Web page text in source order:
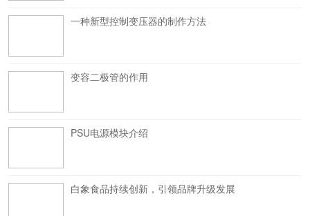
一种新型控制变压器的制作方法
变容二极管的作用
PSU电源模块介绍
白象食品持续创新，引领品牌升级发展